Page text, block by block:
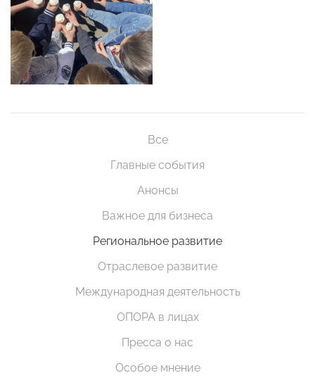
Все
Главные события
Анонсы
Важное для бизнеса
Региональное развитие
Отраслевое развитие
Международная деятельность
ОПОРА в лицах
Пресса о нас
Особое мнение